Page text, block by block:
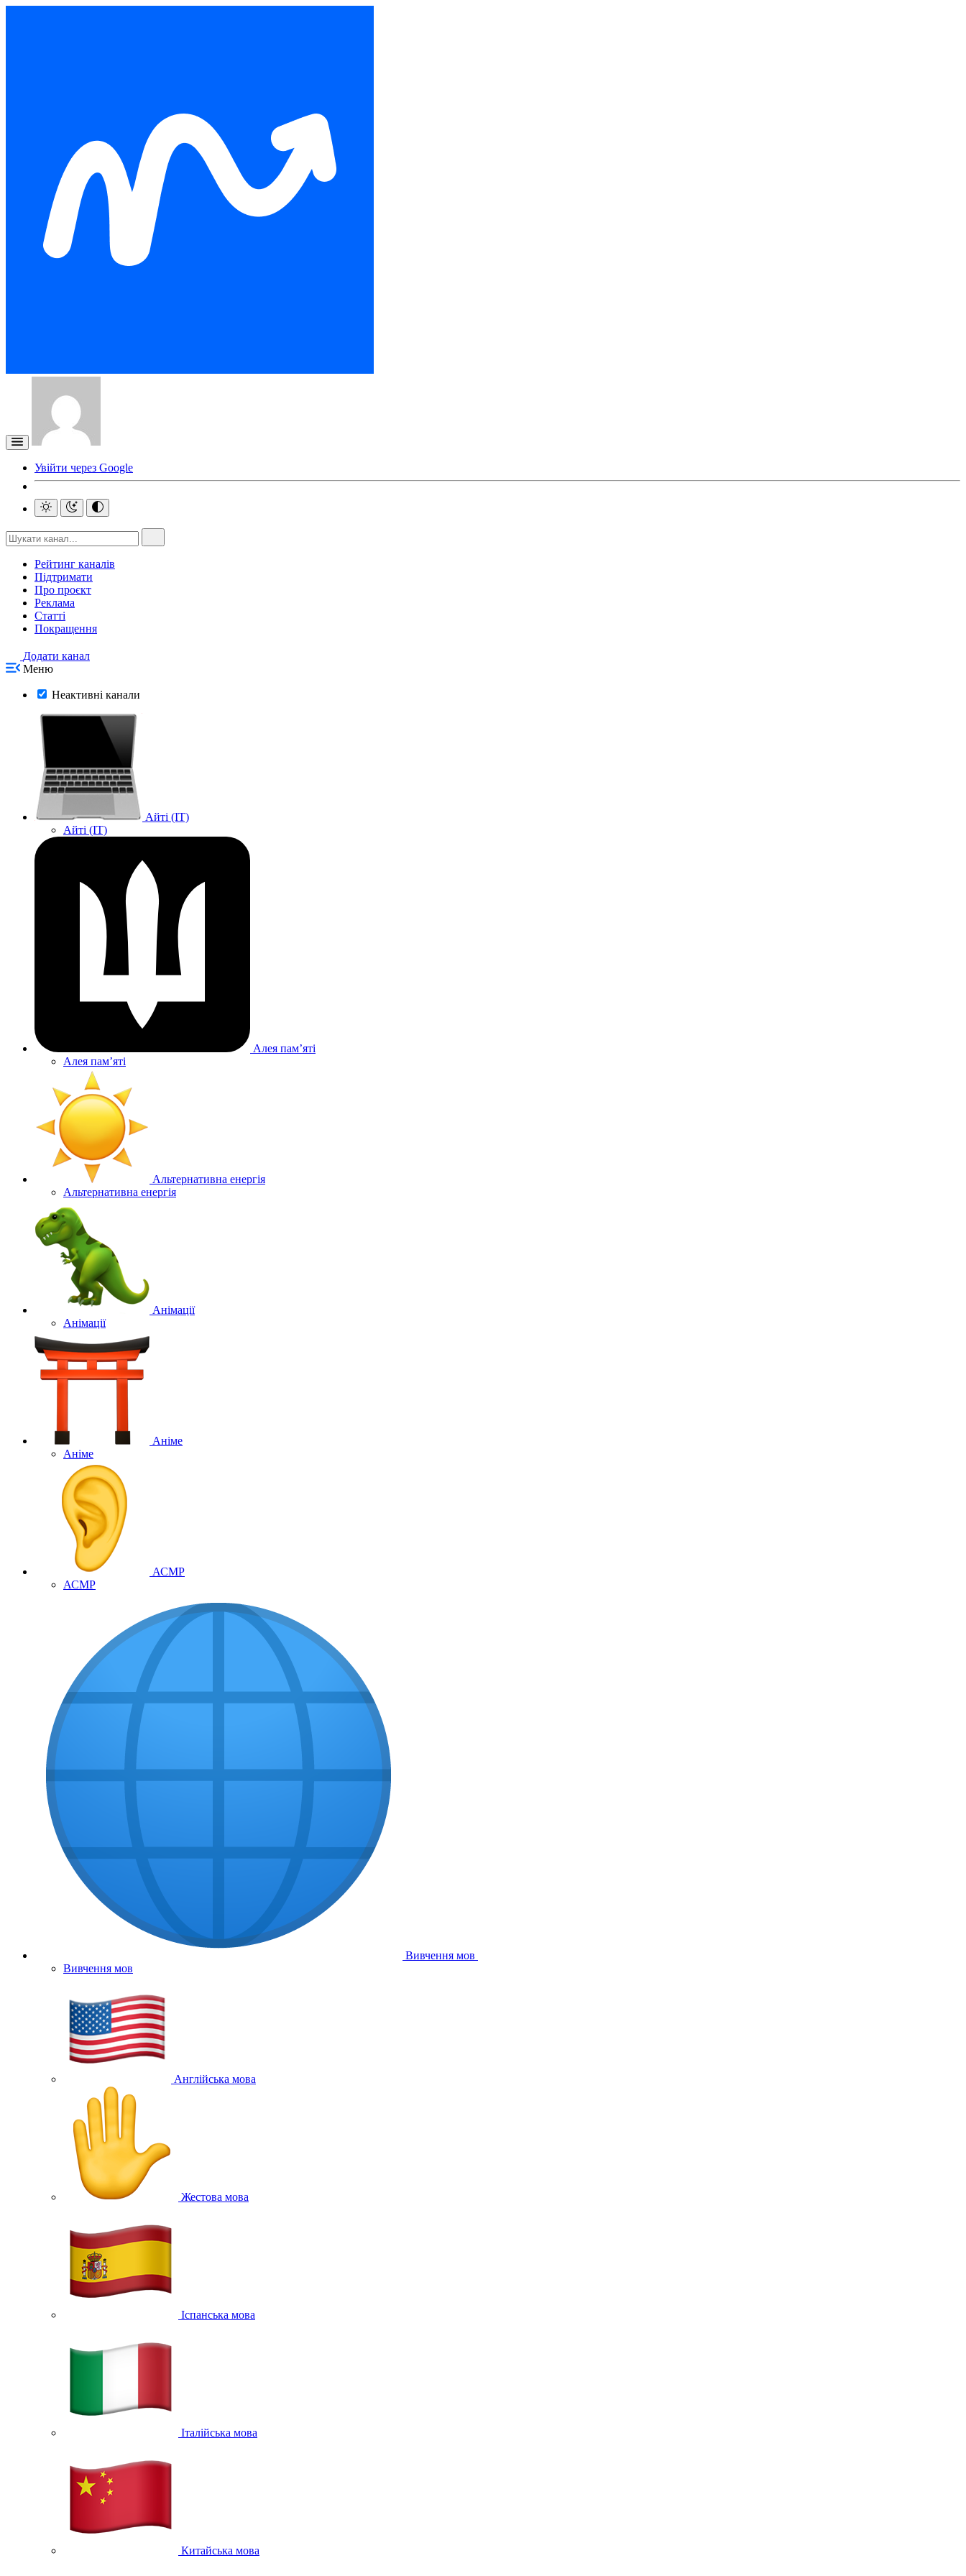
Увійти через Google
Рейтинг каналів
Підтримати
Про проєкт
Реклама
Статті
Покращення
Додати канал
Меню
Неактивні канали
Айті (IT)
Айті (IT)
Алея памʼяті
Алея памʼяті
Альтернативна енергія
Альтернативна енергія
Анімації
Анімації
Аніме
Аніме
АСМР
АСМР
Вивчення мов
Вивчення мов
Англійська мова
Жестова мова
Іспанська мова
Італійська мова
Китайська мова